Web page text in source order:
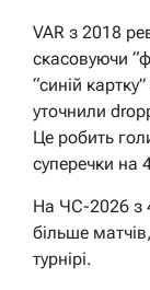
VAR з 2018
скасовуючи
“синій
уточнили
Це робить
суперечки на
На ЧС-2026 з
більше
турнірі.